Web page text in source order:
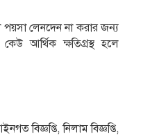
পয়সা লেনদেন না করার জন্য
আর্থিক ক্ষতিগ্রস্থ হলে
বিজ্ঞপ্তি, নিলাম বিজ্ঞপ্তি,